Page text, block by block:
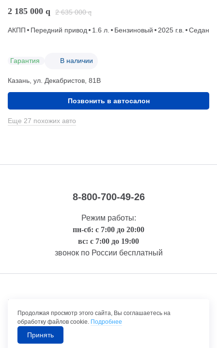
2 185 000 q 2 635 000 q
АКПП Передний привод 1.6 л. Бензиновый 2025 г.в. Седан
Гарантия В наличии
Казань, ул. Декабристов, 81В
Позвонить в автосалон
Еще 27 похожих авто
8-800-700-49-26
Режим работы:
пн-сб: с 7:00 до 20:00
вс: с 7:00 до 19:00
звонок по России бесплатный
Правовая информация
©1992-2026 ТрансТехСервис – продажа и обслуживание автомобилей.
Продолжая просмотр этого сайта, Вы соглашаетесь на
обработку файлов cookie. Подробнее
Принять